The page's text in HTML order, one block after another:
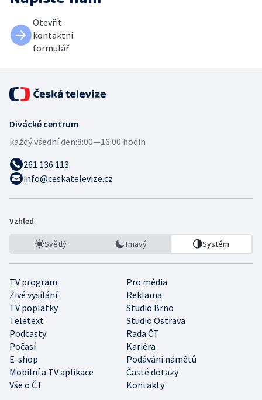
Otevřít
kontaktní
formulář
Divácké centrum
každý všední den:8:00—16:00 hodin
261 136 113
info@ceskatelevize.cz
Vzhled
Světlý Tmavý Systém
TV program
Pro média
Živé vysílání
Reklama
TV poplatky
Studio Brno
Teletext
Studio Ostrava
Podcasty
Rada ČT
Počasí
Kariéra
E-shop
Podávání námětů
Mobilní a TV aplikace
Časté dotazy
Vše o ČT
Kontakty